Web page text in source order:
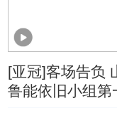
[亚冠]客场告负
鲁能依旧小组第